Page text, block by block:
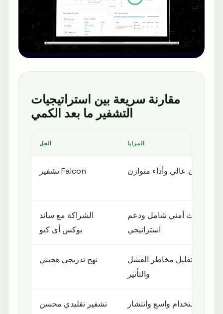
مقارنة سريعة بين استراتيجيات
التشفير ما بعد الكمي
الحل المزايا
تشفير Falcon أمان عالي وأداء متوازن
الشراكة مع ساند
بوكس أي كيو
تحديث أمني شامل ودعم
استراتيجي
نهج تدريجي هجيني
تقليل مخاطر الفشل
والتأثير
تشفير تقليدي محسن استخدام واسع وانتشار